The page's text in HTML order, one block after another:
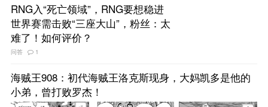
RNG入“死亡领域”，RNG要想稳进
世界赛需击败“三座大山”，粉丝：太
难了！如何评价？
问答 1
海贼王908：初代海贼王洛克斯现身，大妈凯多是他的
小弟，曾打败罗杰！